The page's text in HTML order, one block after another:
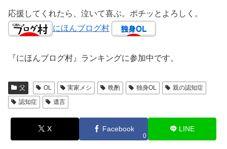
応援してくれたら、泣いて喜ぶ。ポチッとよろしく。
にほんブログ村
『にほんブログ村』ランキングに参加中です。
父 OL 実家メシ 晩酌 独身OL
親の認知症
認知症
遺言
X Facebook
0
LINE